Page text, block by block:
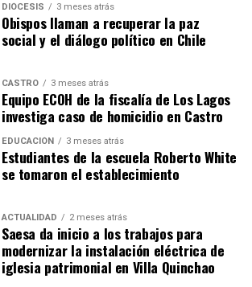
DIÓCESIS 3 meses atrás
Obispos llaman a recuperar la paz
social y el diálogo político en Chile
CASTRO 3 meses atrás
Equipo ECOH de la fiscalía de Los Lagos
investiga caso de homicidio en Castro
EDUCACIÓN 3 meses atrás
Estudiantes de la escuela Roberto White
se tomaron el establecimiento
ACTUALIDAD 2 meses atrás
Saesa da inicio a los trabajos para
modernizar la instalación eléctrica de
iglesia patrimonial en Villa Quinchao